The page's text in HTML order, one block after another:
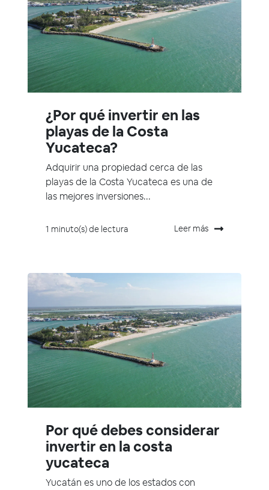
¿Por qué invertir en las
playas de la Costa
Yucateca?
Adquirir una propiedad cerca de las
playas de la Costa Yucateca es una de
las mejores inversiones...
1 minuto(s) de lectura Leer más
Por qué debes considerar
invertir en la costa
yucateca
Yucatán es uno de los estados con